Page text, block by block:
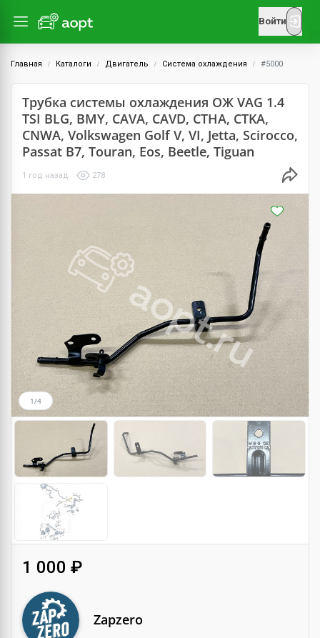
Войти
Главная Каталоги Двигатель Система охлаждения #5000
Трубка системы охлаждения ОЖ VAG 1.4
TSI BLG, BMY, CAVA, CAVD, CTHA, CTKA,
CNWA, Volkswagen Golf V, VI, Jetta, Scirocco,
Passat B7, Touran, Eos, Beetle, Tiguan
1 год назад 278
1/4
1 000 ₽
Zapzero